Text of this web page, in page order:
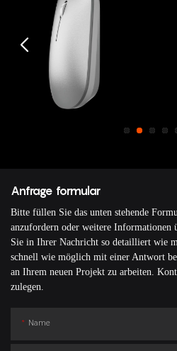
Anfrage formular
Bitte füllen Sie das unten stehende
anzufordern oder weitere Informationen
Sie in Ihrer Nachricht so detailliert wie
schnell wie möglich mit einer Antwort
an Ihrem neuen Projekt zu arbeiten.
zulegen.
Name